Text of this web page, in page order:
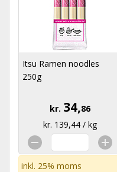
Itsu Ramen noodles
250g
kr. 34,86
kr. 139,44 / kg
inkl. 25% moms